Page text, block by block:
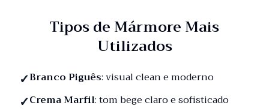
Tipos de Mármore Mais
Utilizados
Branco Piguês: visual clean e moderno
Crema Marfil: tom bege claro e sofisticado